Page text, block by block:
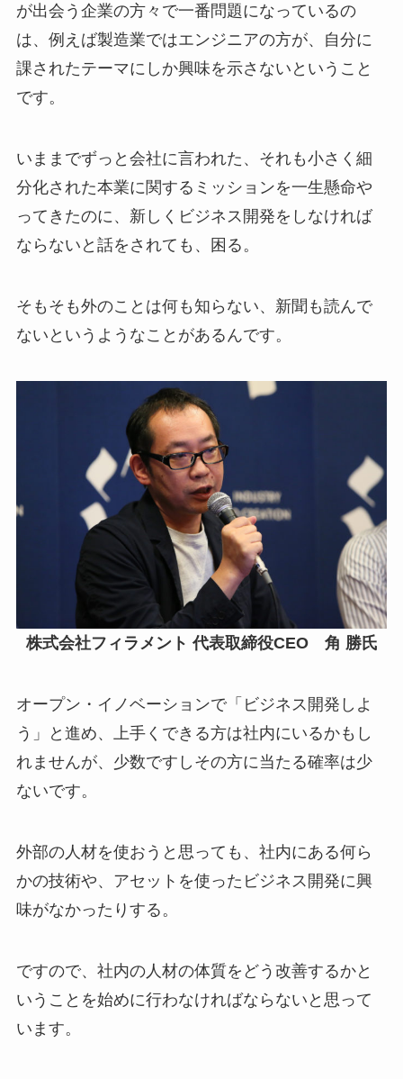
が出会う企業の方々で一番問題になっているの
は、例えば製造業ではエンジニアの方が、自分に
課されたテーマにしか興味を示さないということ
です。
いままでずっと会社に言われた、それも小さく細
分化された本業に関するミッションを一生懸命や
ってきたのに、新しくビジネス開発をしなければ
ならないと話をされても、困る。
そもそも外のことは何も知らない、新聞も読んで
ないというようなことがあるんです。
株式会社フィラメント 代表取締役CEO 角 勝氏
オープン・イノベーションで「ビジネス開発しよ
う」と進め、上手くできる方は社内にいるかもし
れませんが、少数ですしその方に当たる確率は少
ないです。
外部の人材を使おうと思っても、社内にある何ら
かの技術や、アセットを使ったビジネス開発に興
味がなかったりする。
ですので、社内の人材の体質をどう改善するかと
いうことを始めに行わなければならないと思って
います。